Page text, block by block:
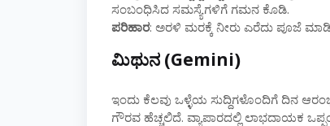
ಸಂಬಂಧಿಸಿದ ಸಮಸ್ಯೆಗಳಿಗೆ ಗಮನ ಕೊಡಿ.
ಪರಿಹಾರ: ಅರಳಿ ಮರಕ್ಕೆ ನೀರು ಎರೆದು ಪೂಜೆ
ಮಿಥುನ (Gemini)
ಇಂದು ಕೆಲವು ಒಳ್ಳೆಯ ಸುದ್ದಿಗಳೊಂದಿಗೆ ದಿನ
ಗೌರವ ಹೆಚ್ಚಲಿದೆ. ವ್ಯಾಪಾರದಲ್ಲಿ ಲಾಭದಾಯಕ